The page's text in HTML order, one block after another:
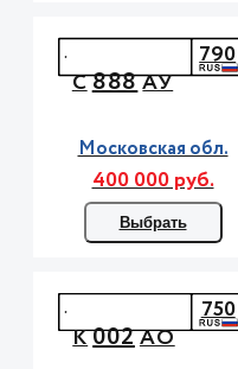
С888АУ
790
Московская обл.
400 000 руб.
Выбрать
К002АО
750